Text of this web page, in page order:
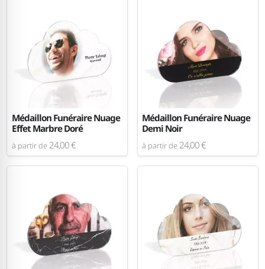
Médaillon Funéraire Nuage
Effet Marbre Doré
à partir de 24,00 €
Médaillon Funéraire Nuage
Demi Noir
à partir de 24,00 €